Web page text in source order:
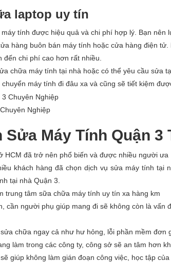
laptop uy tín
tính được hiệu quả và chi phí hợp lý. Bạn nên
hàng buôn bán máy tính hoặc cửa hàng điện
chi phí cao hơn rất nhiều.
chữa máy tính tại nhà hoặc có thể yêu cầu sửa
máy tính đi đâu xa và cũng sẽ tiết kiệm
Nghiệp
Sửa Máy Tính Quận 3
HCM đã trở nên phổ biến và được nhiều người ưa
khách hàng đã chọn dịch vụ sửa máy tính tại
tại nhà Quận 3.
trung tâm sữa chữa máy tính uy tín xa hàng km
cần người phụ giúp mang đi sẽ không còn là vấn
chữa ngay cả như hư hỏng, lỗi phần mềm đơn
làm trong các công ty, công sở sẽ an tâm hơn
giúp không làm gián đoạn công việc, học tập của